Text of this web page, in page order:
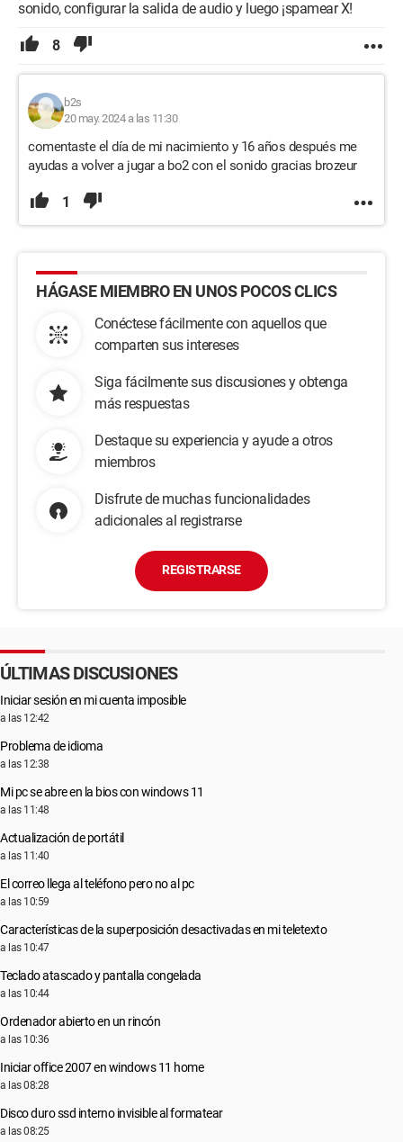
sonido, configurar la salida de audio y luego ¡spamear X!
8
b2s
20 may. 2024 a las 11:30
comentaste el día de mi nacimiento y 16 años después me
ayudas a volver a jugar a bo2 con el sonido gracias brozeur
1
HÁGASE MIEMBRO EN UNOS POCOS CLICS
Conéctese fácilmente con aquellos que
comparten sus intereses
Siga fácilmente sus discusiones y obtenga
más respuestas
Destaque su experiencia y ayude a otros
miembros
Disfrute de muchas funcionalidades
adicionales al registrarse
REGISTRARSE
ÚLTIMAS DISCUSIONES
Iniciar sesión en mi cuenta imposible
a las 12:42
Problema de idioma
a las 12:38
Mi pc se abre en la bios con windows 11
a las 11:48
Actualización de portátil
a las 11:40
El correo llega al teléfono pero no al pc
a las 10:59
Características de la superposición desactivadas en mi teletexto
a las 10:47
Teclado atascado y pantalla congelada
a las 10:44
Ordenador abierto en un rincón
a las 10:36
Iniciar office 2007 en windows 11 home
a las 08:28
Disco duro ssd interno invisible al formatear
a las 08:25